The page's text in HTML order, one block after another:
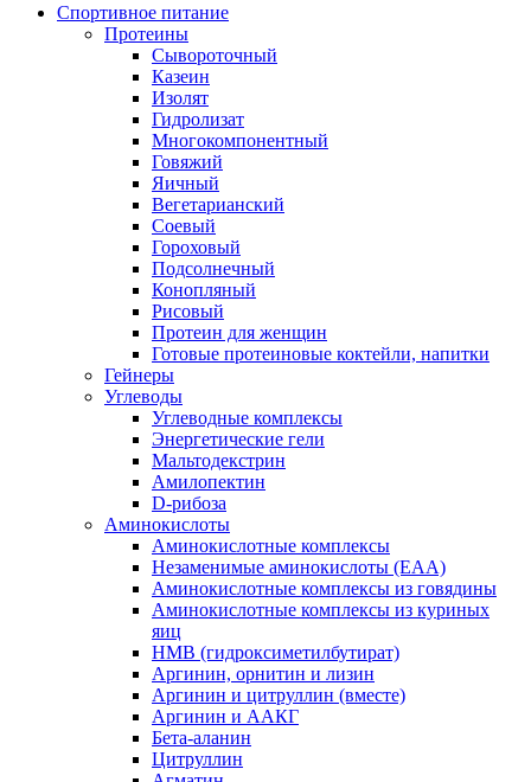
Спортивное питание
Протеины
Сывороточный
Казеин
Изолят
Гидролизат
Многокомпонентный
Говяжий
Яичный
Вегетарианский
Соевый
Гороховый
Подсолнечный
Конопляный
Рисовый
Протеин для женщин
Готовые протеиновые коктейли, напитки
Гейнеры
Углеводы
Углеводные комплексы
Энергетические гели
Мальтодекстрин
Амилопектин
D-рибоза
Аминокислоты
Аминокислотные комплексы
Незаменимые аминокислоты (EAA)
Аминокислотные комплексы из говядины
Аминокислотные комплексы из куриных
яиц
HMB (гидроксиметилбутират)
Аргинин, орнитин и лизин
Аргинин и цитруллин (вместе)
Аргинин и ААКГ
Бета-аланин
Цитруллин